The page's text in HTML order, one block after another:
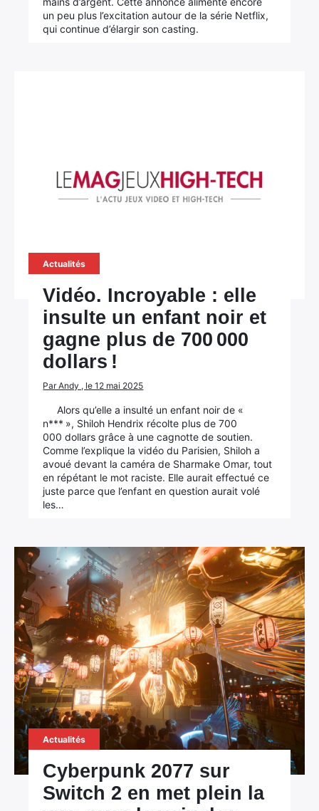
un peu plus l’excitation autour de la série Netflix,
qui continue d’élargir son casting.
Actualités
Vidéo. Incroyable : elle
insulte un enfant noir et
gagne plus de 700 000
dollars !
Par Andy , le 12 mai 2025
Alors qu’elle a insulté un enfant noir de «
n*** », Shiloh Hendrix récolte plus de 700
000 dollars grâce à une cagnotte de soutien.
Comme l’explique la vidéo du Parisien, Shiloh a
avoué devant la caméra de Sharmake Omar, tout
en répétant le mot raciste. Elle aurait effectué ce
juste parce que l’enfant en question aurait volé
les…
Actualités
Cyberpunk 2077 sur
Switch 2 en met plein la
Rechercher